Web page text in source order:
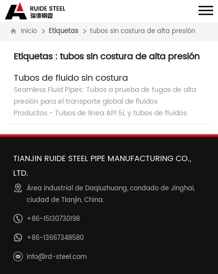
Inicio Etiquetas tubos sin costura de alta presión
Etiquetas: tubos sin costura de alta presión
Tubos de fluido sin costura
Seamless Fluid Pipes: Tubos a prueba de fugas de alta
presión para el transporte global de fluidos
Productos - Tubos de línea API 5L y tubos de fluidos
TIANJIN RUIDE STEEL PIPE MANUFACTURING CO.,
LTD.
Área industrial de Daqiuzhuang, condado de Jinghai,
ciudad de Tianjin, China.
+86-15130730198
+86-13667348580
info@rd-steel.com